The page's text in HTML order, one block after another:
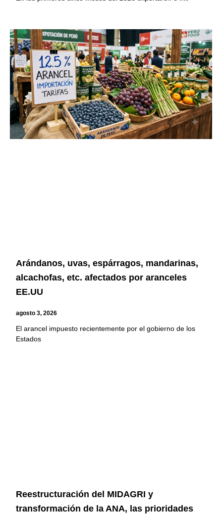
Arándanos, uvas, espárragos, mandarinas,
alcachofas, etc. afectados por aranceles
EE.UU
agosto 3, 2026
El arancel impuesto recientemente por el gobierno de los
Estados
Reestructuración del MIDAGRI y
transformación de la ANA, las prioridades